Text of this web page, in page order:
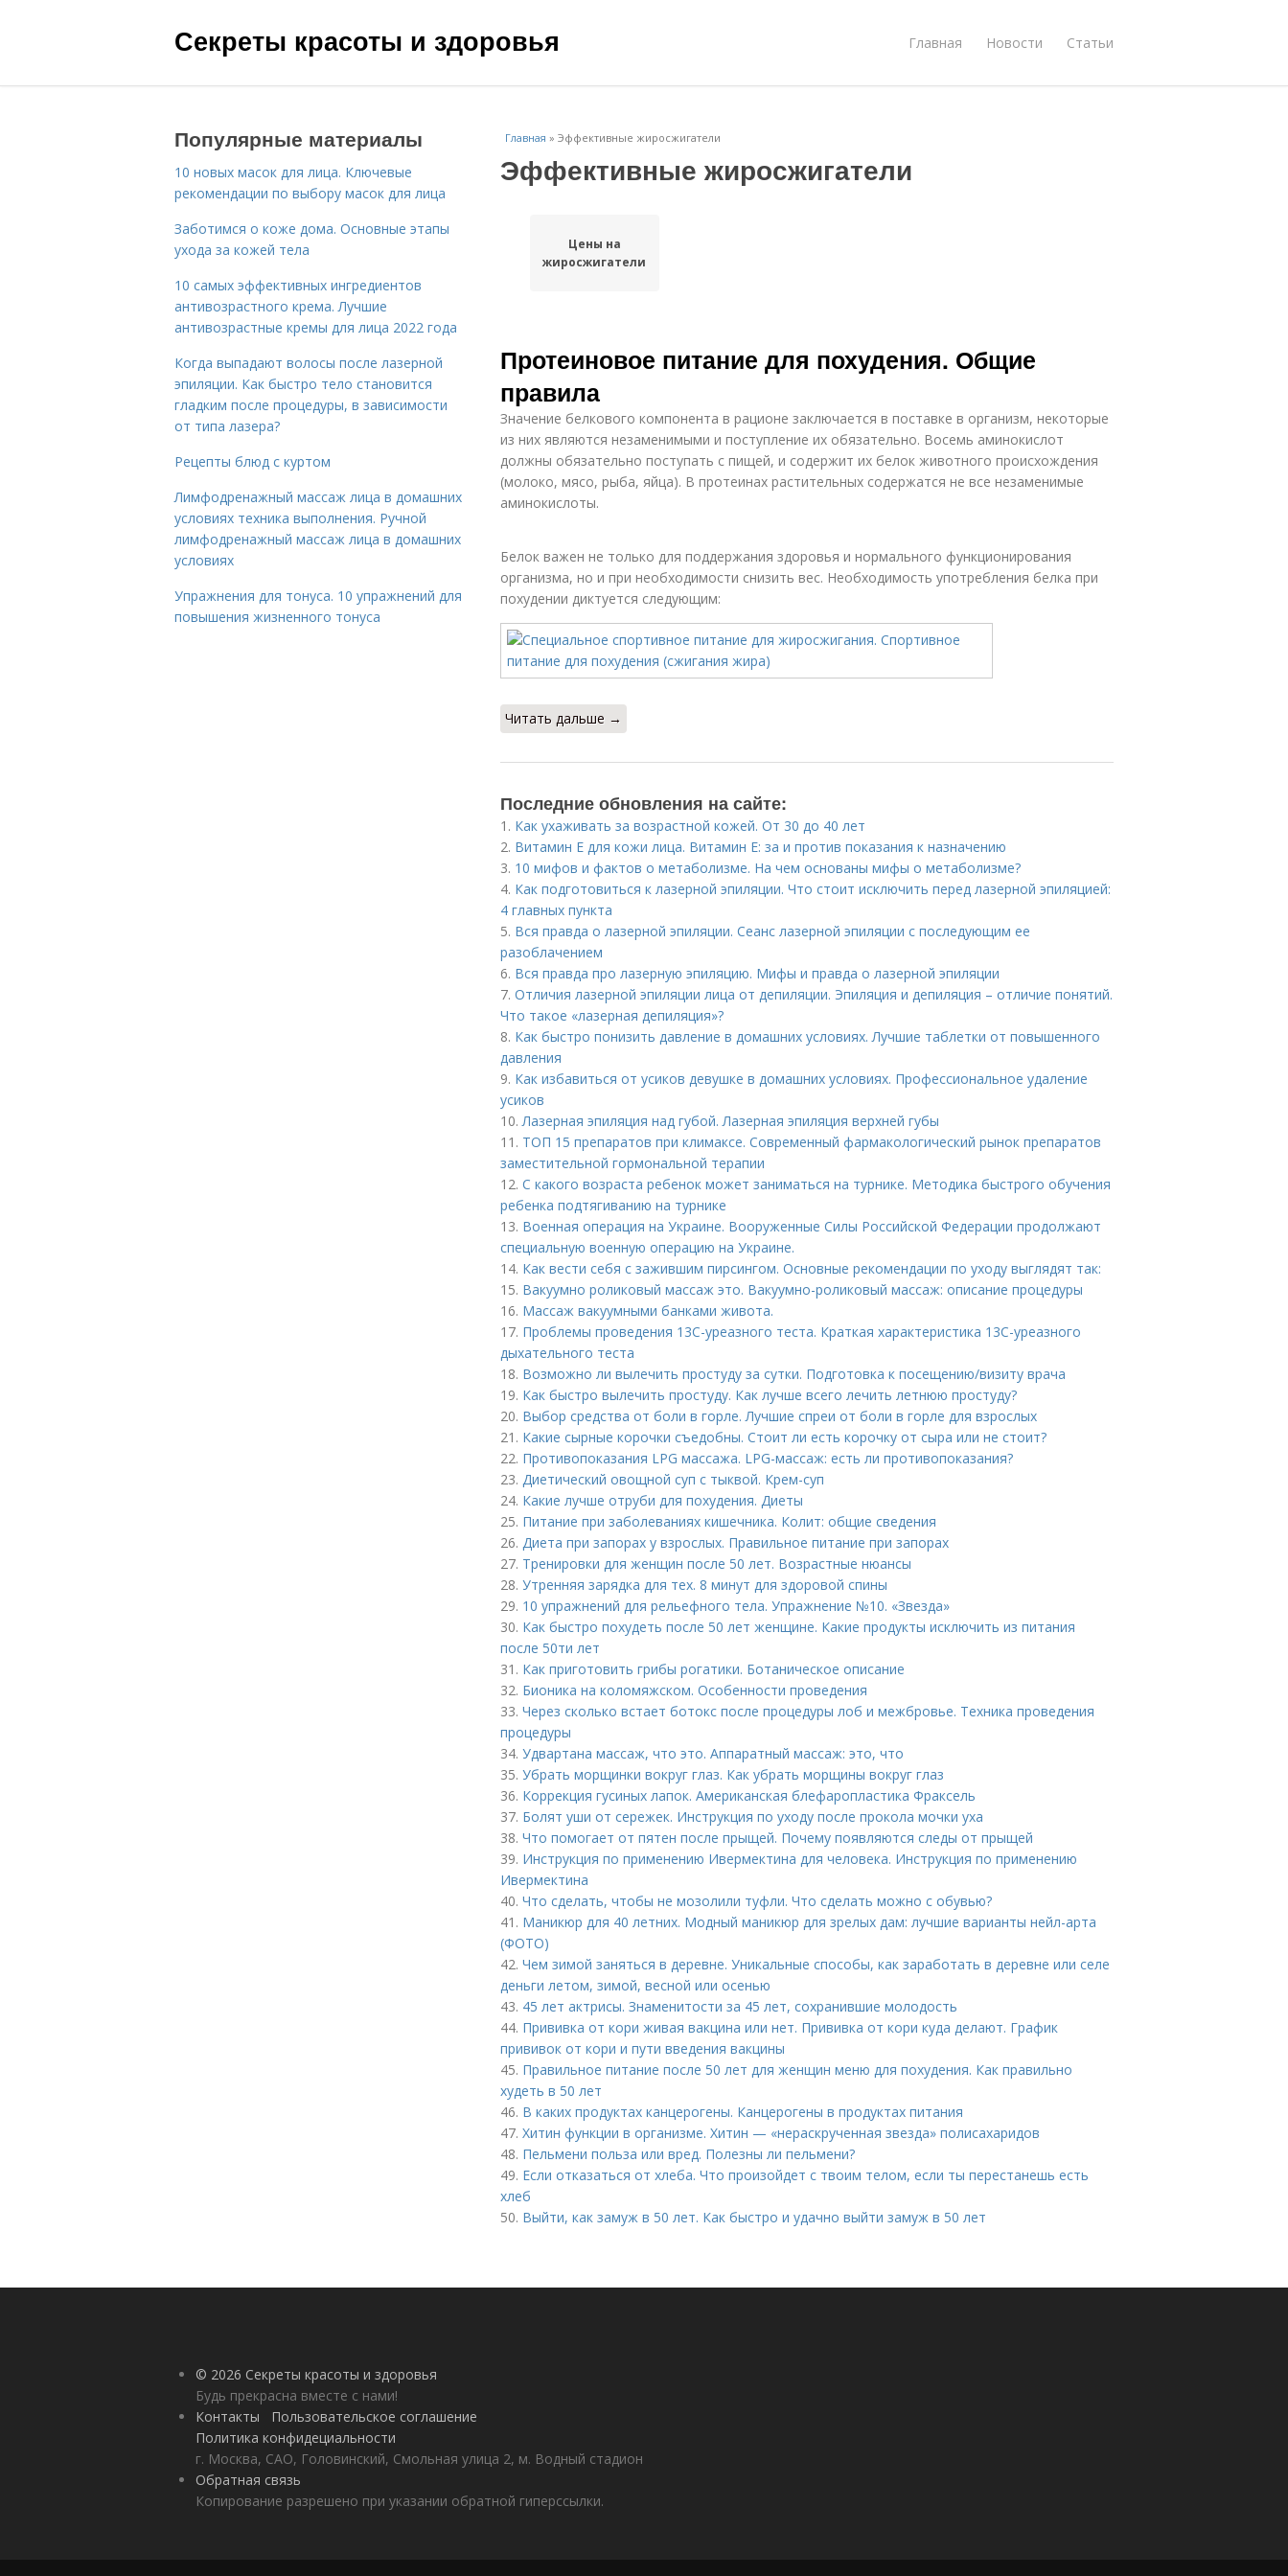
Секреты красоты и здоровья Главная Новости Статьи
Главная » Эффективные жиросжигатели
Эффективные жиросжигатели
Цены на
жиросжигатели
Протеиновое питание для похудения. Общие
правила
Значение белкового компонента в рационе заключается в поставке в организм, некоторые
из них являются незаменимыми и поступление их обязательно. Восемь аминокислот
должны обязательно поступать с пищей, и содержит их белок животного происхождения
(молоко, мясо, рыба, яйца). В протеинах растительных содержатся не все незаменимые
аминокислоты.
Белок важен не только для поддержания здоровья и нормального функционирования
организма, но и при необходимости снизить вес. Необходимость употребления белка при
похудении диктуется следующим:
Читать дальше →
Последние обновления на сайте:
1. Как ухаживать за возрастной кожей. От 30 до 40 лет
2. Витамин E для кожи лица. Витамин Е: за и против показания к назначению
3. 10 мифов и фактов о метаболизме. На чем основаны мифы о метаболизме?
4. Как подготовиться к лазерной эпиляции. Что стоит исключить перед лазерной эпиляцией:
4 главных пункта
5. Вся правда о лазерной эпиляции. Сеанс лазерной эпиляции с последующим ее
разоблачением
6. Вся правда про лазерную эпиляцию. Мифы и правда о лазерной эпиляции
7. Отличия лазерной эпиляции лица от депиляции. Эпиляция и депиляция – отличие понятий.
Что такое «лазерная депиляция»?
8. Как быстро понизить давление в домашних условиях. Лучшие таблетки от повышенного
давления
9. Как избавиться от усиков девушке в домашних условиях. Профессиональное удаление
усиков
10.Лазерная эпиляция над губой. Лазерная эпиляция верхней губы
11. ТОП 15 препаратов при климаксе. Современный фармакологический рынок препаратов
заместительной гормональной терапии
12. С какого возраста ребенок может заниматься на турнике. Методика быстрого обучения
ребенка подтягиванию на турнике
13. Военная операция на Украине. Вооруженные Силы Российской Федерации продолжают
специальную военную операцию на Украине.
14. Как вести себя с зажившим пирсингом. Основные рекомендации по уходу выглядят так:
15. Вакуумно роликовый массаж это. Вакуумно-роликовый массаж: описание процедуры
16. Массаж вакуумными банками живота.
17. Проблемы проведения 13С-уреазного теста. Краткая характеристика 13С-уреазного
дыхательного теста
18. Возможно ли вылечить простуду за сутки. Подготовка к посещению/визиту врача
19. Как быстро вылечить простуду. Как лучше всего лечить летнюю простуду?
20. Выбор средства от боли в горле. Лучшие спреи от боли в горле для взрослых
21. Какие сырные корочки съедобны. Стоит ли есть корочку от сыра или не стоит?
22. Противопоказания LPG массажа. LPG-массаж: есть ли противопоказания?
23. Диетический овощной суп с тыквой. Крем-суп
24. Какие лучше отруби для похудения. Диеты
25. Питание при заболеваниях кишечника. Колит: общие сведения
26. Диета при запорах у взрослых. Правильное питание при запорах
27. Тренировки для женщин после 50 лет. Возрастные нюансы
28. Утренняя зарядка для тех. 8 минут для здоровой спины
29. 10 упражнений для рельефного тела. Упражнение №10. «Звезда»
30. Как быстро похудеть после 50 лет женщине. Какие продукты исключить из питания
после 50ти лет
31. Как приготовить грибы рогатики. Ботаническое описание
32. Бионика на коломяжском. Особенности проведения
33. Через сколько встает ботокс после процедуры лоб и межбровье. Техника проведения
процедуры
34. Удвартана массаж, что это. Аппаратный массаж: это, что
35. Убрать морщинки вокруг глаз. Как убрать морщины вокруг глаз
36. Коррекция гусиных лапок. Американская блефаропластика Фраксель
37. Болят уши от сережек. Инструкция по уходу после прокола мочки уха
38. Что помогает от пятен после прыщей. Почему появляются следы от прыщей
39. Инструкция по применению Ивермектина для человека. Инструкция по применению
Ивермектина
40. Что сделать, чтобы не мозолили туфли. Что сделать можно с обувью?
41. Маникюр для 40 летних. Модный маникюр для зрелых дам: лучшие варианты нейл-арта
(ФОТО)
42. Чем зимой заняться в деревне. Уникальные способы, как заработать в деревне или селе
деньги летом, зимой, весной или осенью
43. 45 лет актрисы. Знаменитости за 45 лет, сохранившие молодость
44. Прививка от кори живая вакцина или нет. Прививка от кори куда делают. График
прививок от кори и пути введения вакцины
45. Правильное питание после 50 лет для женщин меню для похудения. Как правильно
худеть в 50 лет
46. В каких продуктах канцерогены. Канцерогены в продуктах питания
47. Хитин функции в организме. Хитин — «нераскрученная звезда» полисахаридов
48. Пельмени польза или вред. Полезны ли пельмени?
49. Если отказаться от хлеба. Что произойдет с твоим телом, если ты перестанешь есть
хлеб
50. Выйти, как замуж в 50 лет. Как быстро и удачно выйти замуж в 50 лет
Популярные материалы
10 новых масок для лица. Ключевые
рекомендации по выбору масок для лица
Заботимся о коже дома. Основные этапы
ухода за кожей тела
10 самых эффективных ингредиентов
антивозрастного крема. Лучшие
антивозрастные кремы для лица 2022 года
Когда выпадают волосы после лазерной
эпиляции. Как быстро тело становится
гладким после процедуры, в зависимости
от типа лазера?
Рецепты блюд с куртом
Лимфодренажный массаж лица в домашних
условиях техника выполнения. Ручной
лимфодренажный массаж лица в домашних
условиях
Упражнения для тонуса. 10 упражнений для
повышения жизненного тонуса
© 2026 Секреты красоты и здоровья
Будь прекрасна вместе с нами!
Контакты
Пользовательское соглашение
Политика конфидециальности
г. Москва, САО, Головинский, Смольная улица 2, м. Водный стадион
Обратная связь
Копирование разрешено при указании обратной гиперссылки.